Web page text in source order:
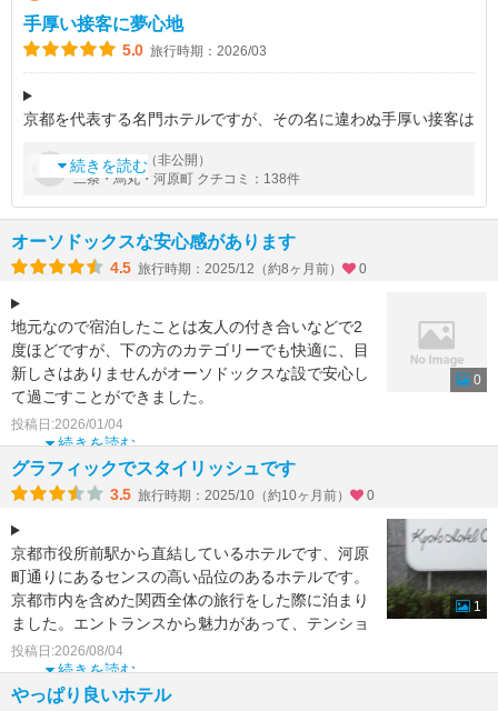
手厚い接客に夢心地
5.0 旅行時期：2026/03
京都を代表する名門ホテルですが、その名に違わぬ手厚い接客は
ると、あっという間にフルネームで確認されました。シャトルバ
スまではエスコート付き、
続きを読む
byT04 さん（非公開）
二条・烏丸・河原町 クチコミ：138件
オーソドックスな安心感があります
4.5 旅行時期：2025/12（約8ヶ月前） 0
地元なので宿泊したことは友人の付き合いなどで2
度ほどですが、下の方のカテゴリーでも快適に、目
新しさはありませんがオーソドックスな設で安心し
て過ごすことができました。
普段はレストラン利用ですが、カジ
続きを読む
投稿日:2026/01/04
0
グラフィックでスタイリッシュです
3.5 旅行時期：2025/10（約10ヶ月前） 0
京都市役所前駅から直結しているホテルです、河原
町通りにあるセンスの高い品位のあるホテルです。
京都市内を含めた関西全体の旅行をした際に泊まり
ました。エントランスから魅力があって、テンショ
ンが上がりました
続きを読む
投稿日:2026/08/04
1
やっぱり良いホテル